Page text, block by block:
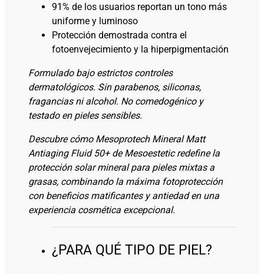
91% de los usuarios reportan un tono más
uniforme y luminoso
Protección demostrada contra el
fotoenvejecimiento y la hiperpigmentación
Formulado bajo estrictos controles
dermatológicos. Sin parabenos, siliconas,
fragancias ni alcohol. No comedogénico y
testado en pieles sensibles.
Descubre cómo Mesoprotech Mineral Matt
Antiaging Fluid 50+ de Mesoestetic redefine la
protección solar mineral para pieles mixtas a
grasas, combinando la máxima fotoprotección
con beneficios matificantes y antiedad en una
experiencia cosmética excepcional.
¿PARA QUÉ TIPO DE PIEL?